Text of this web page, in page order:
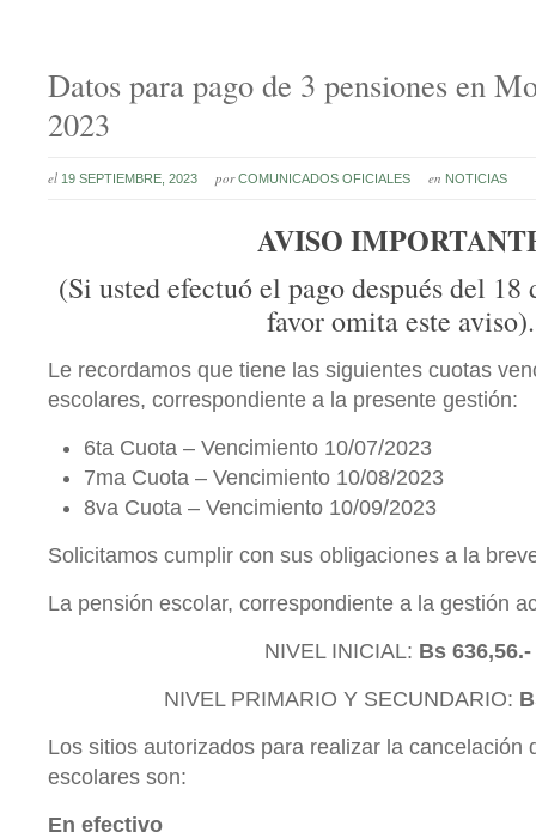
Datos para pago de 3 pensiones en
2023
el 19 SEPTIEMBRE, 2023 por COMUNICADOS OFICIALES en NOTICIAS
AVISO
(Si usted efectuó el pago después del 18
favor omita este aviso).
Le recordamos que tiene las siguientes cuotas
escolares, correspondiente a la presente gestión:
6ta Cuota – Vencimiento 10/07/2023
7ma Cuota – Vencimiento 10/08/2023
8va Cuota – Vencimiento 10/09/2023
Solicitamos cumplir con sus obligaciones a la
La pensión escolar, correspondiente a la gestión
NIVEL INICIAL: Bs 636,56.-
NIVEL PRIMARIO Y SECUNDARIO:
Los sitios autorizados para realizar la cancelación
escolares son:
En efectivo